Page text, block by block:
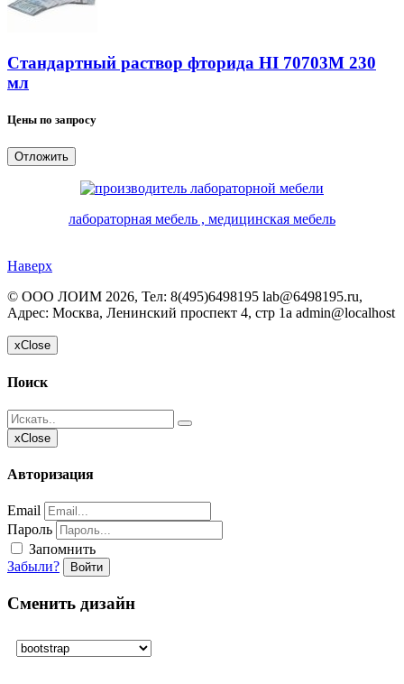
Стандартный раствор фторида HI 70703M 230
мл
Цены по запросу
Отложить
лабораторная мебель , медицинская мебель
Наверх
© ООО ЛОИМ 2026, Тел: 8(495)6498195 lab@6498195.ru,
Адрес: Москва, Ленинский проспект 4, стр 1а admin@localhost
xClose
Поиск
xClose
Авторизация
Email
Пароль
Запомнить
Забыли?
Войти
Сменить дизайн